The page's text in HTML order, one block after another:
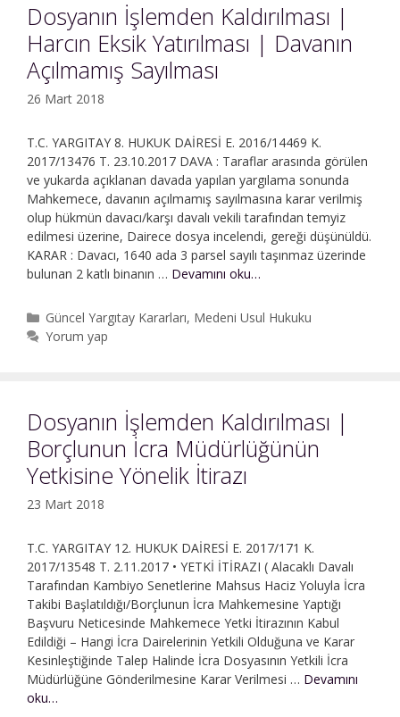
Bırakılması
|
Davanın
Dosyanın İşlemden Kaldırılması |
Harcın Eksik Yatırılması | Davanın
Açılmamış Sayılması
26 Mart 2018
T.C. YARGITAY 8. HUKUK DAİRESİ E. 2016/14469 K.
2017/13476 T. 23.10.2017 DAVA : Taraflar arasında görülen
ve yukarda açıklanan davada yapılan yargılama sonunda
Mahkemece, davanın açılmamış sayılmasına karar verilmiş
olup hükmün davacı/karşı davalı vekili tarafından temyiz
edilmesi üzerine, Dairece dosya incelendi, gereği düşünüldü.
KARAR : Davacı, 1640 ada 3 parsel sayılı taşınmaz üzerinde
bulunan 2 katlı binanın … Devamını oku…
Kaldırılması
Davanın
Açılmamış
Sayılması
Kategoriler
Güncel Yargıtay Kararları, Medeni Usul Hukuku
Yorum yap
Dosyanın İşlemden Kaldırılması |
Borçlunun İcra Müdürlüğünün
Yetkisine Yönelik İtirazı
23 Mart 2018
T.C. YARGITAY 12. HUKUK DAİRESİ E. 2017/171 K.
2017/13548 T. 2.11.2017 • YETKİ İTİRAZI ( Alacaklı Davalı
Tarafından Kambiyo Senetlerine Mahsus Haciz Yoluyla İcra
Takibi Başlatıldığı/Borçlunun İcra Mahkemesine Yaptığı
Başvuru Neticesinde Mahkemece Yetki İtirazının Kabul
Edildiği – Hangi İcra Dairelerinin Yetkili Olduğuna ve Karar
Kesinleştiğinde Talep Halinde İcra Dosyasının Yetkili İcra
Müdürlüğüne Gönderilmesine Karar Verilmesi … Devamını
oku…